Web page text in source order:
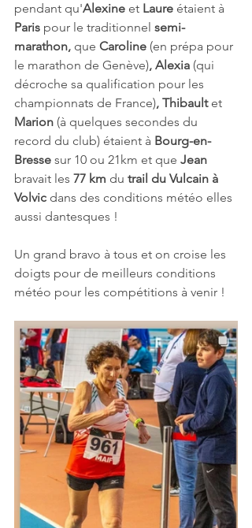
pendant qu'Alexine et Laure étaient à
Paris pour le traditionnel semi-
marathon, que Caroline (en prépa pour
le marathon de Genève), Alexia (qui
décroche sa qualification pour les
championnats de France), Thibault et
Marion (à quelques secondes du
record du club) étaient à Bourg-en-
Bresse sur 10 ou 21km et que Jean
bravait les 77 km du trail du Vulcain à
Volvic dans des conditions météo elles
aussi dantesques !
Un grand bravo à tous et on croise les
doigts pour de meilleurs conditions
météo pour les compétitions à venir !